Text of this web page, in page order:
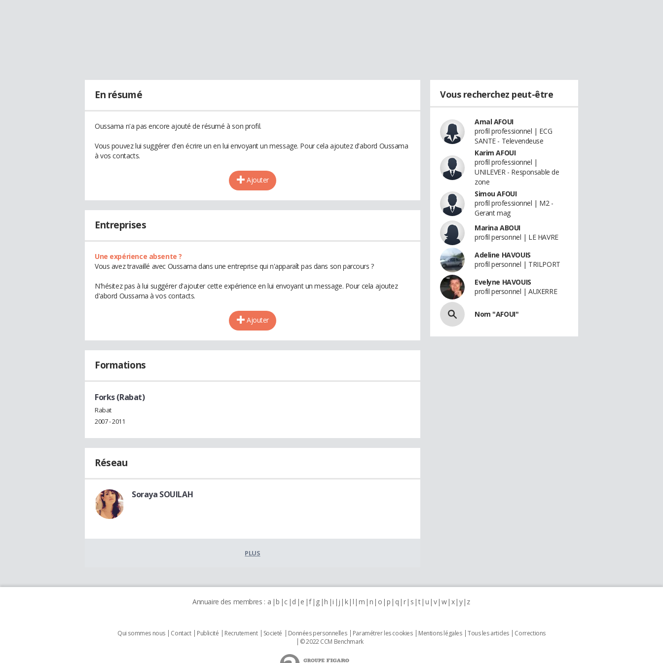
En résumé
Oussama n'a pas encore ajouté de résumé à son profil.
Vous pouvez lui suggérer d'en écrire un en lui envoyant un message. Pour cela ajoutez d'abord Oussama
à vos contacts.
Ajouter
Entreprises
Une expérience absente ?
Vous avez travaillé avec Oussama dans une entreprise qui n'apparaît pas dans son parcours ?
N'hésitez pas à lui suggérer d'ajouter cette expérience en lui envoyant un message. Pour cela ajoutez
d'abord Oussama à vos contacts.
Ajouter
Formations
Forks (Rabat)
Rabat
2007 - 2011
Réseau
Soraya SOUILAH
PLUS
Vous recherchez peut-être
Amal AFOUI
profil professionnel | ECG
SANTE - Televendeuse
Karim AFOUI
profil professionnel |
UNILEVER - Responsable de
zone
Simou AFOUI
profil professionnel | M2 -
Gerant mag
Marina ABOUI
profil personnel | LE HAVRE
Adeline HAVOUIS
profil personnel | TRILPORT
Evelyne HAVOUIS
profil personnel | AUXERRE
Nom "AFOUI"
Annuaire des membres : a b c d e f g h i j k l m n o p q r s t u v w x y z
Qui sommes nous Contact Publicité Recrutement Societé Données personnelles Paramétrer les cookies Mentions légales Tous les articles
Corrections
© 2022 CCM Benchmark